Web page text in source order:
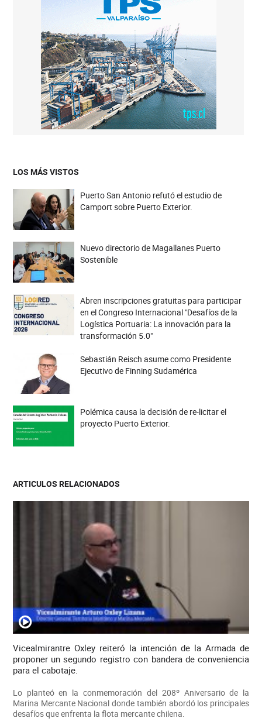
LOS MÁS VISTOS
Puerto San Antonio refutó el estudio de
Camport sobre Puerto Exterior.
Nuevo directorio de Magallanes Puerto
Sostenible
Abren inscripciones gratuitas para participar
en el Congreso Internacional "Desafíos de la
Logística Portuaria: La innovación para la
transformación 5.0"
Sebastián Reisch asume como Presidente
Ejecutivo de Finning Sudamérica
Polémica causa la decisión de re-licitar el
proyecto Puerto Exterior.
ARTICULOS RELACIONADOS
Vicealmirantre Oxley reiteró la intención de la Armada de
proponer un segundo registro con bandera de conveniencia
para el cabotaje.
Lo planteó en la conmemoración del 208º Aniversario de la
Marina Mercante Nacional donde también abordó los principales
desafíos que enfrenta la flota mercante chilena.